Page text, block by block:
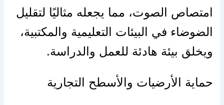
امتصاص الصوت، مما يجعله مثاليًا لتقليل
الضوضاء في البيئات التعليمية والمكتبية،
ويخلق بيئة هادئة للعمل والدراسة.
حماية الأرضيات والأسطح التجارية